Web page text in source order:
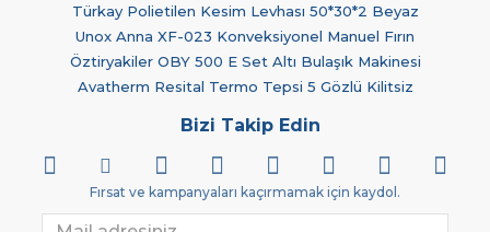
Türkay Polietilen Kesim Levhası 50*30*2 Beyaz
Unox Anna XF-023 Konveksiyonel Manuel Fırın
Öztiryakiler OBY 500 E Set Altı Bulaşık Makinesi
Avatherm Resital Termo Tepsi 5 Gözlü Kilitsiz
Bizi Takip Edin
Fırsat ve kampanyaları kaçırmamak için kaydol.